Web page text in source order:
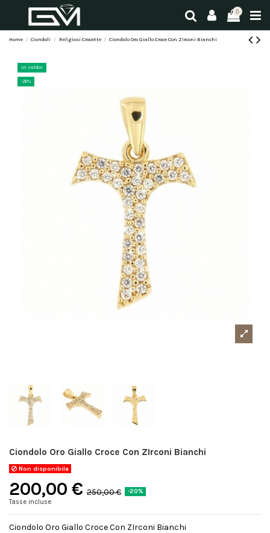
0
Home Ciondoli Religiosi Crocette Ciondolo Oro Giallo Croce Con ZIrconi Bianchi
In saldo!
-20%
Ciondolo Oro Giallo Croce Con ZIrconi Bianchi
Non disponibile
200,00 € 250,00 €
-20%
Tasse incluse
Ciondolo Oro Giallo Croce Con ZIrconi Bianchi